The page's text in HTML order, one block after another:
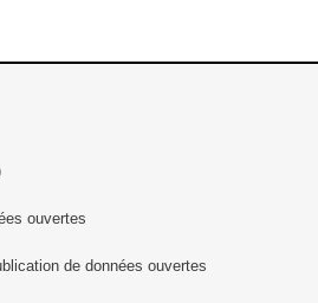
ouvertes
de données ouvertes